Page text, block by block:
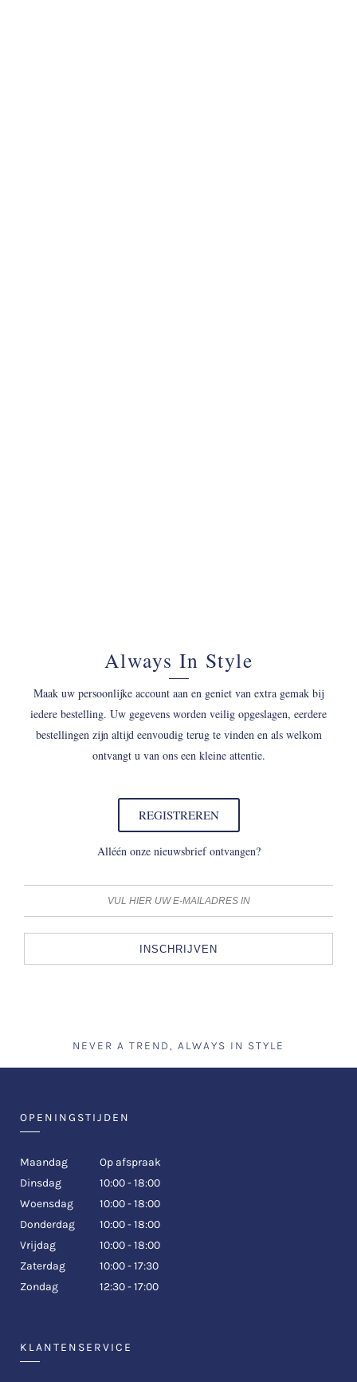
Always In Style
Maak uw persoonlijke account aan en geniet van extra gemak bij
iedere bestelling. Uw gegevens worden veilig opgeslagen, eerdere
bestellingen zijn altijd eenvoudig terug te vinden en als welkom
ontvangt u van ons een kleine attentie.
REGISTREREN
Alléén onze nieuwsbrief ontvangen?
INSCHRIJVEN
NEVER A TREND, ALWAYS IN STYLE
OPENINGSTIJDEN
Maandag
Op afspraak
Dinsdag
10:00 - 18:00
Woensdag
10:00 - 18:00
Donderdag
10:00 - 18:00
Vrijdag
10:00 - 18:00
Zaterdag
10:00 - 17:30
Zondag
12:30 - 17:00
KLANTENSERVICE